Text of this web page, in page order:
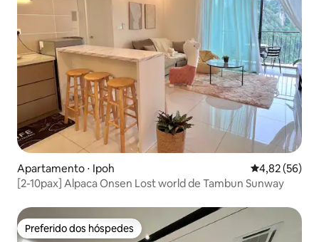
Apartamento ⋅ Ipoh 4,82 de uma
4,82 (56)
[2-10pax] Alpaca Onsen Lost world de Tambun Sunway
Preferido dos hóspedes
Preferido dos hóspedes